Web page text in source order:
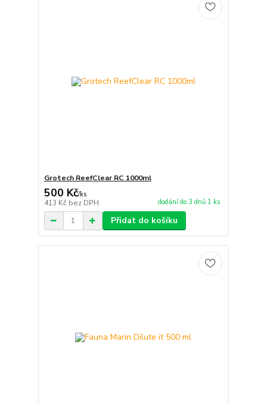
Grotech ReefClear RC 1000ml
500 Kč/ks
413 Kč bez DPH dodání do 3 dnů 1 ks
Přidat do košíku